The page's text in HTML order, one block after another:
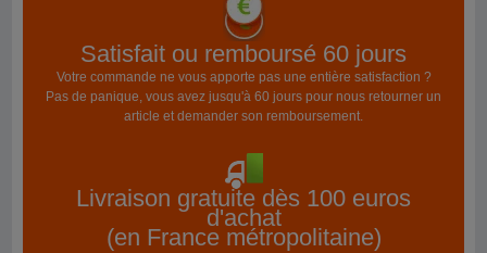
Satisfait ou remboursé 60 jours
Votre commande ne vous apporte pas une entière satisfaction ?
Pas de panique, vous avez jusqu'à 60 jours pour nous retourner un
article et demander son remboursement.
Livraison gratuite dès 100 euros
d'achat
(en France métropolitaine)